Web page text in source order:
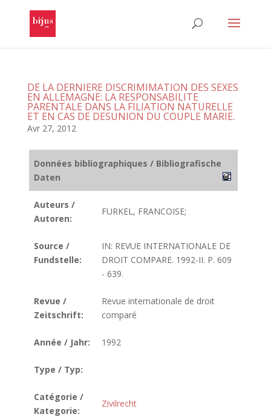
DE LA DERNIERE DISCRIMIMATION DES SEXES
EN ALLEMAGNE: LA RESPONSABILITE
PARENTALE DANS LA FILIATION NATURELLE
ET EN CAS DE DESUNION DU COUPLE MARIE.
Avr 27, 2012
Données bibliographiques / Bibliografische
Daten
Auteurs /
Autoren:
FURKEL, FRANCOISE;
Source /
Fundstelle:
IN: REVUE INTERNATIONALE DE
DROIT COMPARE. 1992-II. P. 609
- 639.
Revue /
Zeitschrift:
Revue internationale de droit
comparé
Année / Jahr: 1992
Type / Typ:
Catégorie /
Kategorie:
Zivilrecht